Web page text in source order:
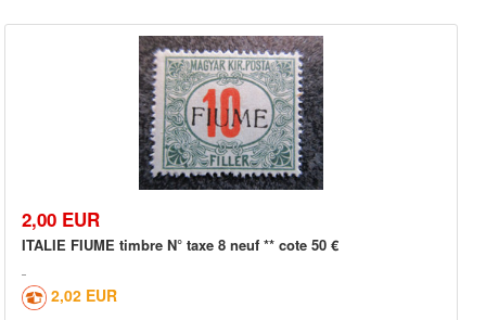
2,00 EUR
ITALIE FIUME timbre N° taxe 8 neuf ** cote 50 €
2,02 EUR